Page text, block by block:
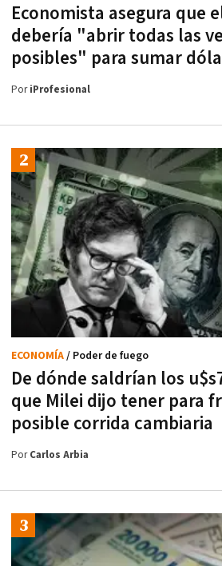
Economista asegura que
debería "abrir todas las
posibles" para sumar
PoriProfesional
De dónde saldrían los
que Milei dijo tener para
posible corrida cambiaria
ECONOMÍA/ Poder de fuego
PorCarlos Arbia